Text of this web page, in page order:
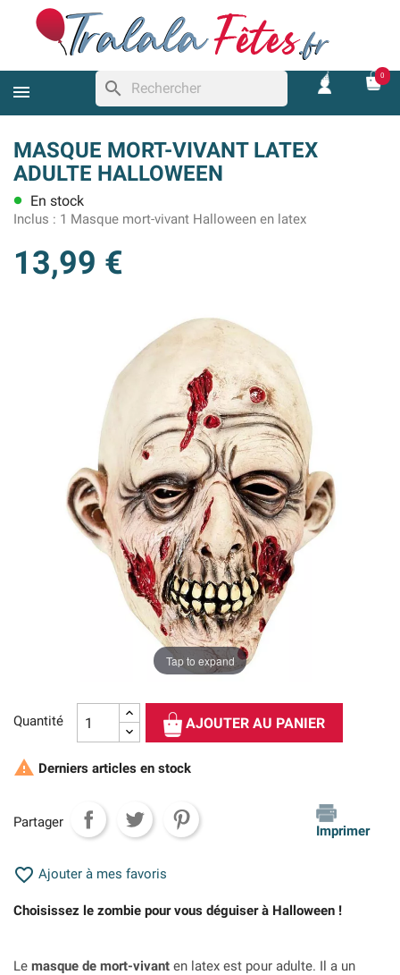
search
0
MASQUE MORT-VIVANT LATEX
ADULTE HALLOWEEN
lens En stock
Inclus : 1 Masque mort-vivant Halloween en latex
13,99 €
Tap to expand
Quantité AJOUTER AU PANIER
 Derniers articles en stock
Partager
Imprimer
 Ajouter à mes favoris
Choisissez le zombie pour vous déguiser à Halloween !
Le masque de mort-vivant en latex est pour adulte. Il a un